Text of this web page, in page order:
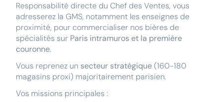
Responsabilité directe du Chef des Ventes, vous
adresserez la GMS, notamment les enseignes de
proximité, pour commercialiser nos bières de
spécialités sur Paris intramuros et la première
couronne.
Vous reprenez un secteur stratégique(160-180
magasins proxi) majoritairement parisien.
Vos missions principales :